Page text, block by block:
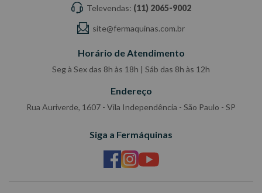
Televendas: (11) 2065-9002
site@fermaquinas.com.br
Horário de Atendimento
Seg à Sex das 8h às 18h | Sáb das 8h às 12h
Endereço
Rua Auriverde, 1607 - Vila Independência - São Paulo - SP
Siga a Fermáquinas